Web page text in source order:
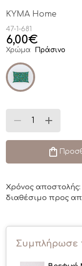
KYMA Home
47-1-681
6,00€
Χρώμα Πράσινο
Χρόνος αποστολής:
διαθέσιμο προς
Συμπλήρωσε